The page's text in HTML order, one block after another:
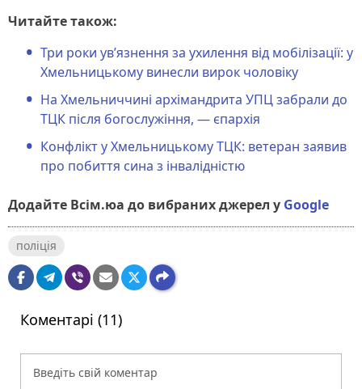
Читайте також:
Три роки ув’язнення за ухилення від мобілізації: у
Хмельницькому винесли вирок чоловіку
На Хмельниччині архімандрита УПЦ забрали до
ТЦК після богослужіння, — єпархія
Конфлікт у Хмельницькому ТЦК: ветеран заявив
про побиття сина з інвалідністю
Додайте Всім.юа до вибраних джерел у Google
поліція
Коментарі (11)